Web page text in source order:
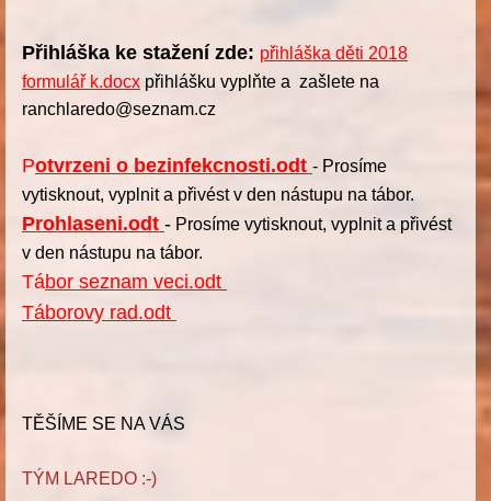
Přihláška ke stažení zde: přihláška děti 2018
formulář k.docx přihlášku vyplňte a zašlete na
ranchlaredo@seznam.cz
Potvrzeni o bezinfekcnosti.odt - Prosíme
vytisknout, vyplnit a přivést v den nástupu na tábor.
Prohlaseni.odt - Prosíme vytisknout, vyplnit a přivést
v den nástupu na tábor.
Tábor seznam veci.odt
Táborovy rad.odt
TĚŠÍME SE NA VÁS
TÝM LAREDO :-)